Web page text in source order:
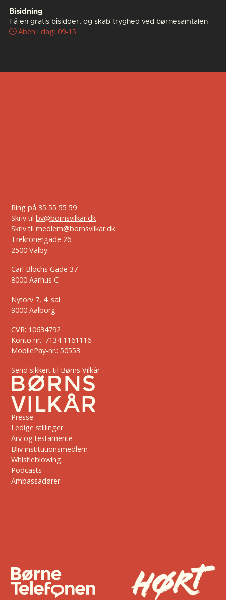
Bisidning
Få en gratis bisidder, og skab tryghed ved børnesamtalen
Åben i dag: 09-15
Ring på 35 55 55 59
Skriv tilbv@bornsvilkar.dk
Skriv tilmedlem@bornsvilkar.dk
Trekronergade 26
2500 Valby
Carl Blochs Gade 37
8000 Aarhus C
Nytorv 7, 4. sal
9000 Aalborg
CVR: 10634792
Konto nr.: 7134 1161116
MobilePay-nr.: 50553
Send sikkert til Børns Vilkår
Presse
Ledige stillinger
Arv og testamente
Bliv institutionsmedlem
Whistleblowing
Podcasts
Ambassadører